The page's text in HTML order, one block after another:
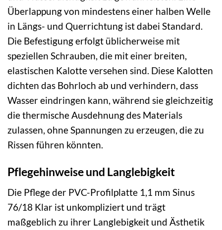
Überlappung von mindestens einer halben Welle
in Längs- und Querrichtung ist dabei Standard.
Die Befestigung erfolgt üblicherweise mit
speziellen Schrauben, die mit einer breiten,
elastischen Kalotte versehen sind. Diese Kalotten
dichten das Bohrloch ab und verhindern, dass
Wasser eindringen kann, während sie gleichzeitig
die thermische Ausdehnung des Materials
zulassen, ohne Spannungen zu erzeugen, die zu
Rissen führen könnten.
Pflegehinweise und Langlebigkeit
Die Pflege der PVC-Profilplatte 1,1 mm Sinus
76/18 Klar ist unkompliziert und trägt
maßgeblich zu ihrer Langlebigkeit und Ästhetik